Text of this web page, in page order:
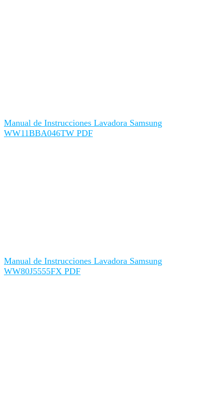
Manual de Instrucciones Lavadora Samsung
WW11BBA046TW PDF
Manual de Instrucciones Lavadora Samsung
WW80J5555FX PDF